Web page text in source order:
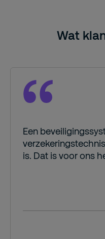
Wat
Een
is. Dat is voor ons